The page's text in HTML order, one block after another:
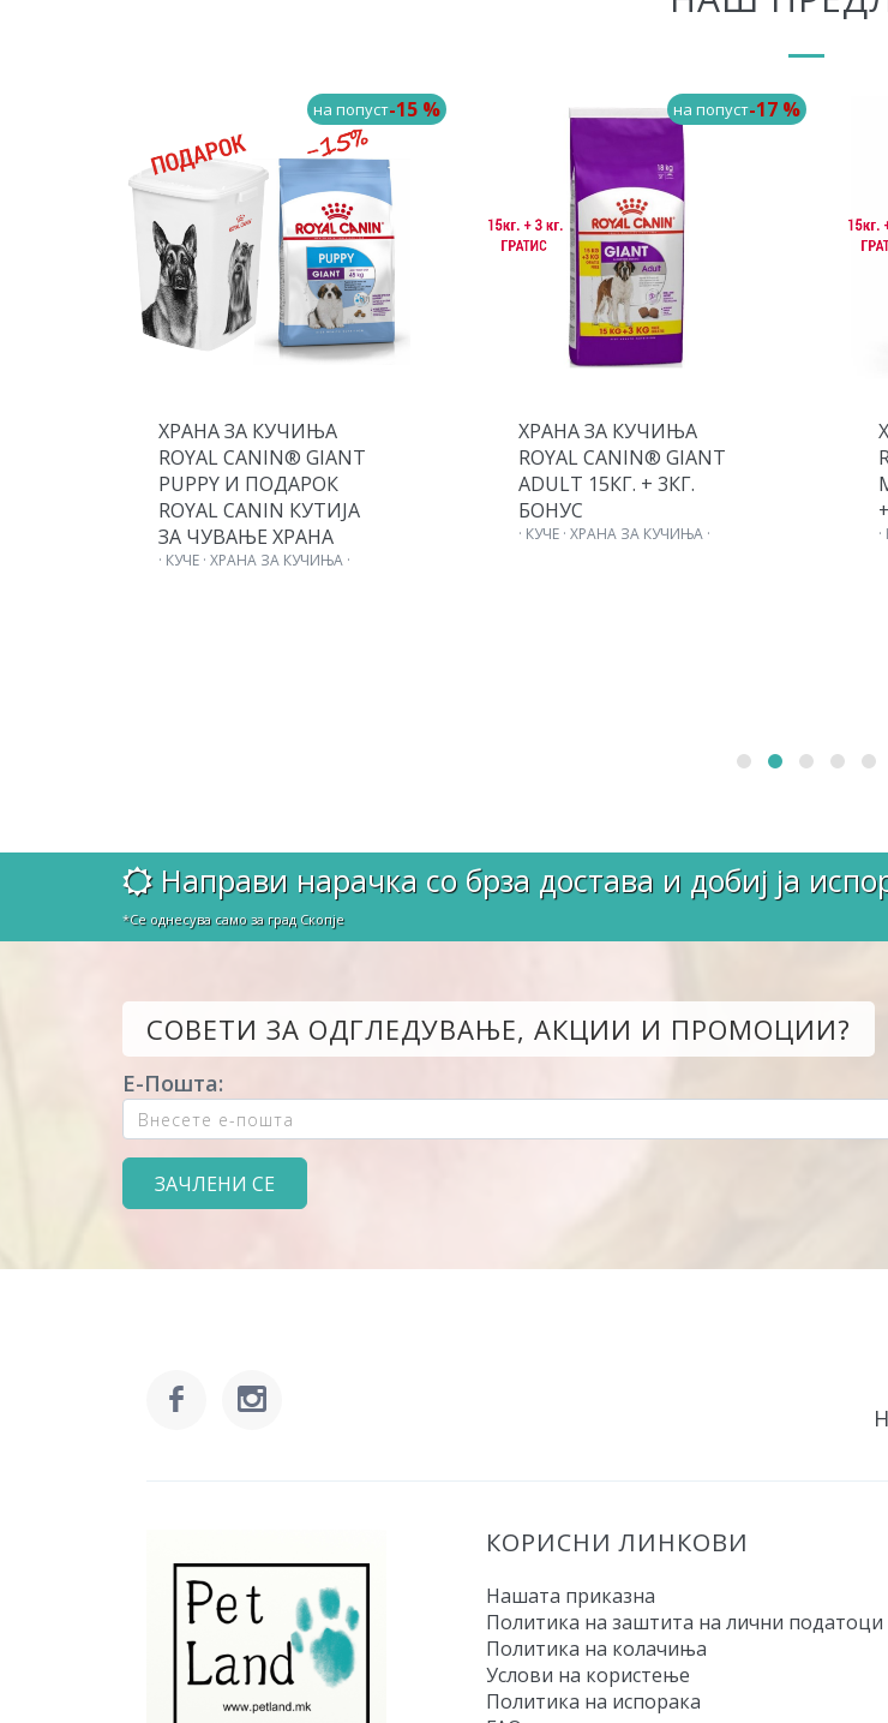
на попуст-15 %
ХРАНА ЗА КУЧИЊА
ROYAL CANIN® GIANT
PUPPY И ПОДАРОК
ROYAL CANIN КУТИЈА
ЗА ЧУВАЊЕ ХРАНА
· КУЧЕ · ХРАНА ЗА КУЧИЊА ·
на попуст-17 %
ХРАНА ЗА КУЧИЊА
ROYAL CANIN® GIANT
ADULT 15КГ. + 3КГ.
БОНУС
· КУЧЕ · ХРАНА ЗА КУЧИЊА ·
Направи нарачка со брза достава и добиј ја
*Се однесува само за град Скопје
СОВЕТИ ЗА ОДГЛЕДУВАЊЕ, АКЦИИ И ПРОМОЦИИ?
Е-Пошта:
КОРИСНИ ЛИНКОВИ
Нашата приказна
Политика на заштита на лични податоци
Политика на колачиња
Услови на користење
Политика на испорака